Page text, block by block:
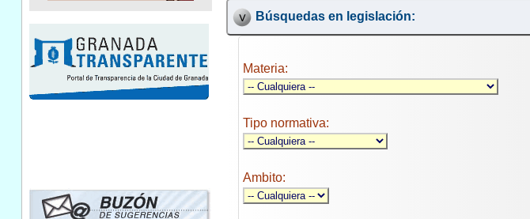
Búsquedas en legislación:
Materia:
Tipo normativa:
Ambito: